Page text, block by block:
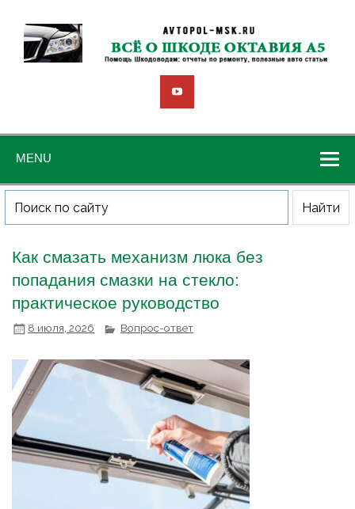
MENU
Как смазать механизм люка без
попадания смазки на стекло:
практическое руководство
8 июля, 2026 Вопрос-ответ